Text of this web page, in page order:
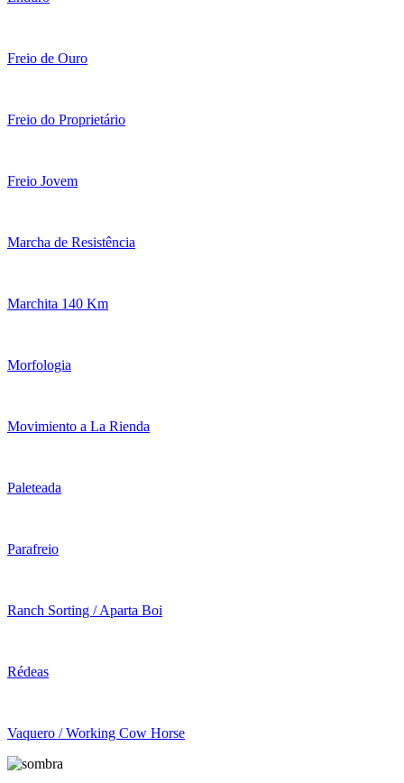
Freio de Ouro
Freio do Proprietário
Freio Jovem
Marcha de Resistência
Marchita 140 Km
Morfologia
Movimiento a La Rienda
Paleteada
Parafreio
Ranch Sorting / Aparta Boi
Rédeas
Vaquero / Working Cow Horse